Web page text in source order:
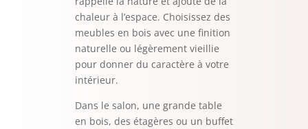
chaleur à l’espace. Choisissez des
meubles en bois avec une finition
naturelle ou légèrement vieillie
pour donner du caractère à votre
intérieur.
Dans le salon, une grande table
en bois, des étagères ou un buffet